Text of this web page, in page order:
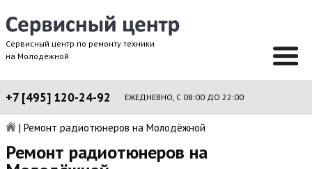
Сервисный центр по ремонту техники
на Молодёжной
+7 [495] 120-24-92 ЕЖЕДНЕВНО, С 08:00 ДО 22:00
| Ремонт радиотюнеров на Молодёжной
Ремонт радиотюнеров на